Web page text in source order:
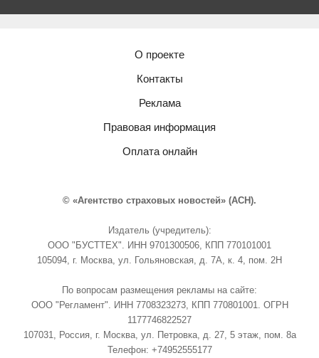
О проекте
Контакты
Реклама
Правовая информация
Оплата онлайн
© «Агентство страховых новостей» (АСН).
Издатель (учредитель):
ООО "БУСТТЕХ". ИНН 9701300506, КПП 770101001
105094, г. Москва, ул. Гольяновская, д. 7А, к. 4, пом. 2Н
По вопросам размещения рекламы на сайте:
ООО "Регламент". ИНН 7708323273, КПП 770801001. ОГРН
1177746822527
107031, Россия, г. Москва, ул. Петровка, д. 27, 5 этаж, пом. 8а
Телефон: +74952555177